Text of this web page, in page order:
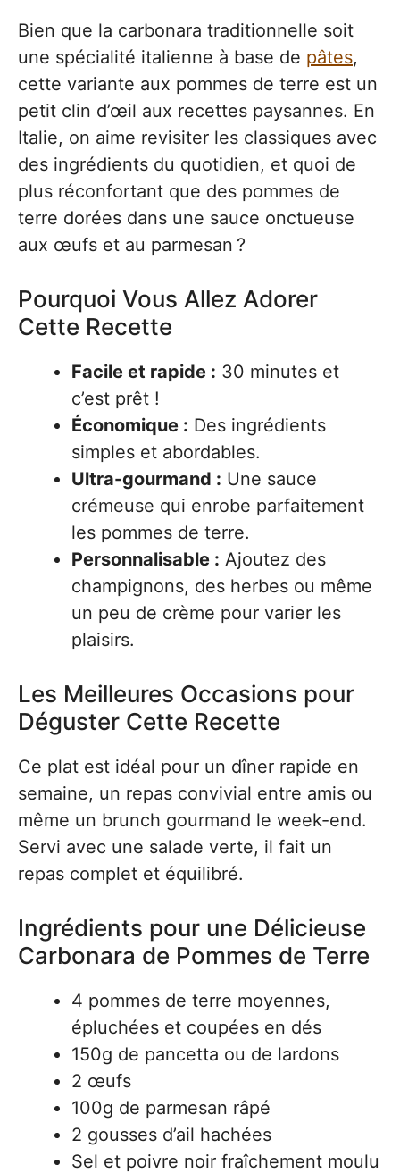
Bien que la carbonara traditionnelle soit
une spécialité italienne à base de pâtes,
cette variante aux pommes de terre est un
petit clin d’œil aux recettes paysannes. En
Italie, on aime revisiter les classiques avec
des ingrédients du quotidien, et quoi de
plus réconfortant que des pommes de
terre dorées dans une sauce onctueuse
aux œufs et au parmesan ?
Pourquoi Vous Allez Adorer
Cette Recette
Facile et rapide : 30 minutes et
c’est prêt !
Économique : Des ingrédients
simples et abordables.
Ultra-gourmand : Une sauce
crémeuse qui enrobe parfaitement
les pommes de terre.
Personnalisable : Ajoutez des
champignons, des herbes ou même
un peu de crème pour varier les
plaisirs.
Les Meilleures Occasions pour
Déguster Cette Recette
Ce plat est idéal pour un dîner rapide en
semaine, un repas convivial entre amis ou
même un brunch gourmand le week-end.
Servi avec une salade verte, il fait un
repas complet et équilibré.
Ingrédients pour une Délicieuse
Carbonara de Pommes de Terre
4 pommes de terre moyennes,
épluchées et coupées en dés
150g de pancetta ou de lardons
2 œufs
100g de parmesan râpé
2 gousses d’ail hachées
Sel et poivre noir fraîchement moulu